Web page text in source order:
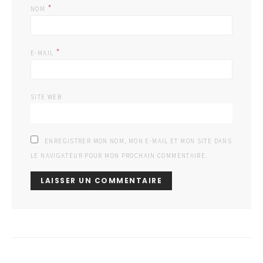
NOM *
E-MAIL *
SITE WEB
ENREGISTRER MON NOM, MON E-MAIL ET MON SITE DANS
LE NAVIGATEUR POUR MON PROCHAIN COMMENTAIRE.